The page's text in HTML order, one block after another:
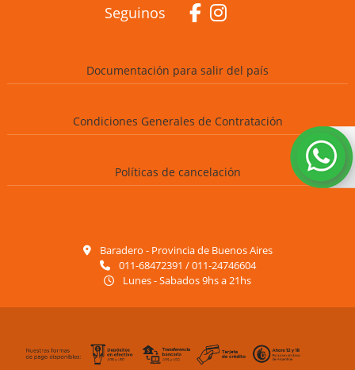
Seguinos
Documentación para salir del país
Condiciones Generales de Contratación
Políticas de cancelación
Baradero - Provincia de Buenos Aires
011-68472391 / 011-24746604
Lunes - Sabados 9hs a 21hs